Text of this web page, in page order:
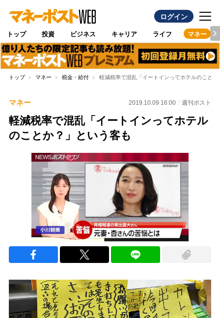
ログイン
トップ 投資 ビジネス キャリア ライフ マネー
トップ マネー 税金・給付 軽減税率で混乱「イートインってホテルのことか
マネー 2019.10.09 16:00 週刊ポスト
軽減税率で混乱「イートインってホテル
のことか？」という客も